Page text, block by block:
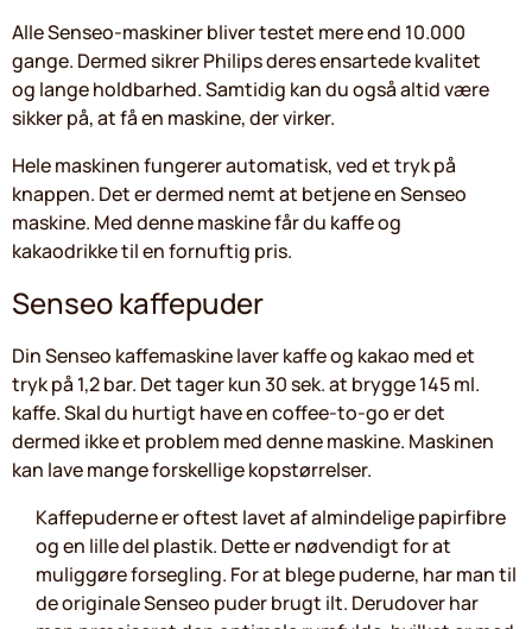
Alle Senseo-maskiner bliver testet mere end 10.000
gange. Dermed sikrer Philips deres ensartede kvalitet
og lange holdbarhed. Samtidig kan du også altid være
sikker på, at få en maskine, der virker.
Hele maskinen fungerer automatisk, ved et tryk på
knappen. Det er dermed nemt at betjene en Senseo
maskine. Med denne maskine får du kaffe og
kakaodrikke til en fornuftig pris.
Senseo kaffepuder
Din Senseo kaffemaskine laver kaffe og kakao med et
tryk på 1,2 bar. Det tager kun 30 sek. at brygge 145 ml.
kaffe. Skal du hurtigt have en coffee-to-go er det
dermed ikke et problem med denne maskine. Maskinen
kan lave mange forskellige kopstørrelser.
Kaffepuderne er oftest lavet af almindelige papirfibre
og en lille del plastik. Dette er nødvendigt for at
muliggøre forsegling. For at blege puderne, har man til
de originale Senseo puder brugt ilt. Derudover har